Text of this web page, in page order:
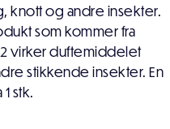
knott og andre insekter.
som kommer fra
virker duftemiddelet
stikkende insekter. En
stk.